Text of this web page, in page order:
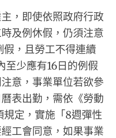
，即使依照政府行政
及例休假，仍須注意
假，且勞工不得連續
至少應有16日的例假
意，事業單位若欲參
表出勤，需依《勞動
定，實施「8週彈性
工會同意，如果事業